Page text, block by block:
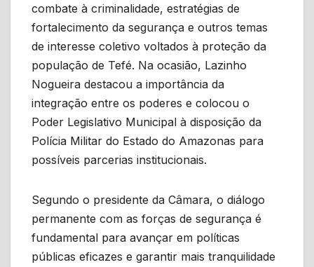
combate à criminalidade, estratégias de
fortalecimento da segurança e outros temas
de interesse coletivo voltados à proteção da
população de Tefé. Na ocasião, Lazinho
Nogueira destacou a importância da
integração entre os poderes e colocou o
Poder Legislativo Municipal à disposição da
Polícia Militar do Estado do Amazonas para
possíveis parcerias institucionais.
Segundo o presidente da Câmara, o diálogo
permanente com as forças de segurança é
fundamental para avançar em políticas
públicas eficazes e garantir mais tranquilidade